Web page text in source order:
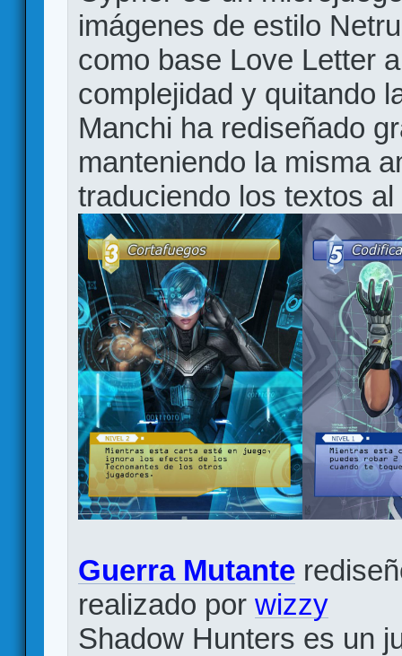
imágenes de estilo
como base Love Letter
complejidad y quitando
Manchi ha rediseñado
manteniendo la misma
traduciendo los textos
Guerra Mutante
realizado porwizzy
Shadow Hunters es un